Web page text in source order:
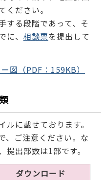
ください。
する段階であって、そ
、 相談票を提出して
図（PDF：159KB）
に載せております。
、ご注意ください。な
出部数は1部です。
ダウンロード